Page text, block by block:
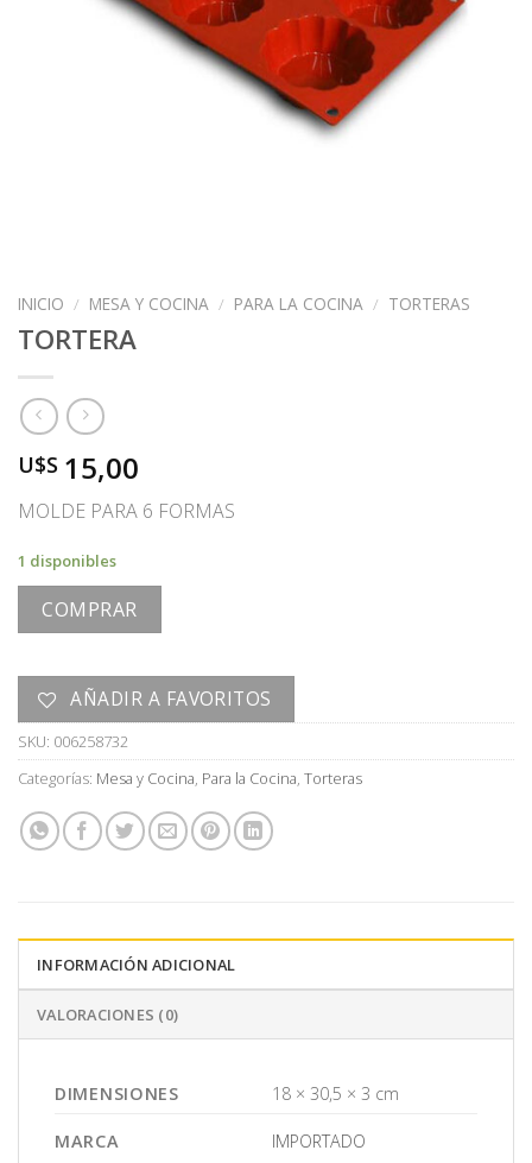
INICIO / MESA Y COCINA / PARA LA COCINA / TORTERAS
TORTERA
U$S 15,00
MOLDE PARA 6 FORMAS
1 disponibles
COMPRAR
AÑADIR A FAVORITOS
SKU: 006258732
Categorías: Mesa y Cocina, Para la Cocina, Torteras
INFORMACIÓN ADICIONAL
VALORACIONES (0)
DIMENSIONES 18 × 30,5 × 3 cm
MARCA IMPORTADO